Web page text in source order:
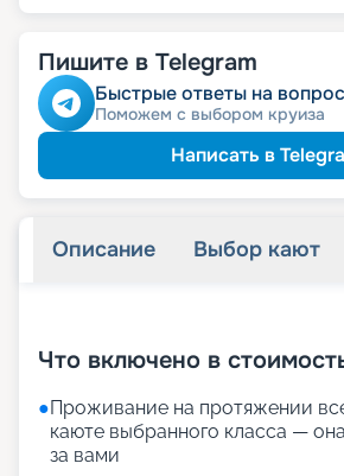
Пишите в Telegram
Быстрые ответы на
Поможем с выбором круиза
Написать в
Описание Выбор кают
Что включено в
●Проживание на протяжении
каюте выбранного класса —
за вами